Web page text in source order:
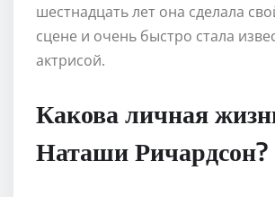
шестнадцать лет она сделала
сцене и очень быстро стала
актрисой.
Какова личная
Наташи Ричардсон?